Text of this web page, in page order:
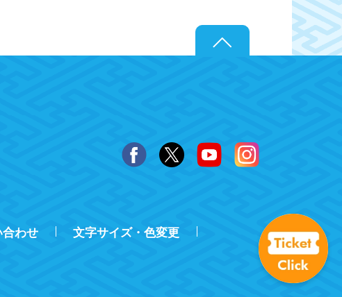
わせ
文字サイズ・色変更